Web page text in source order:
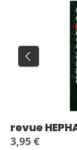
Ignorer la galerie
revue
Prix régulier :
3,95 €